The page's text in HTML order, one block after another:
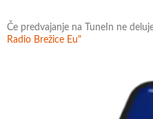
Če predvajanje na TuneIn ne
Radio Brežice Eu"